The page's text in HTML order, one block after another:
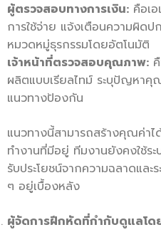
ผู้ตรวจสอบทางการเงิน: คือเ
การใช้จ่าย แจ้งเตือนความผิด
หมวดหมู่ธุรกรรมโดยอัตโนมัติ
เจ้าหน้าที่ตรวจสอบคุณภาพ:
ผลิตแบบเรียลไทม์ ระบุปัญหาคุ
แนวทางป้องกัน
แนวทางนี้สามารถสร้างคุณค่าไ
ทำงานที่มีอยู่ ทีมงานยังคงใช้ร
รับประโยชน์จากความฉลาดแล
ๆ อยู่เบื้องหลัง
ผู้จัดการฝึกหัดที่กำกับดูแลโ